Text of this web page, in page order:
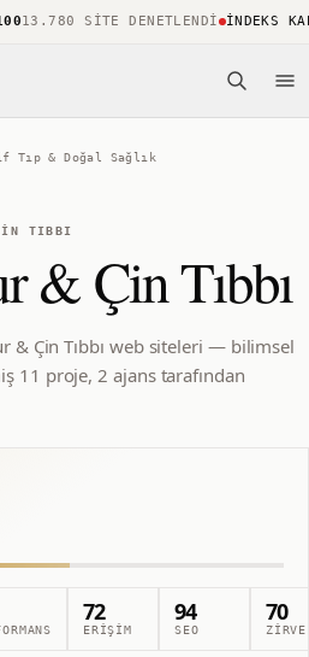
13.780 SITE DENETLENDI İNDEKS
Tıp & Doğal Sağlık
TIBBI
& Çin Tıbbı
& Çin Tıbbı web siteleri — bilimsel
11 proje, 2 ajans tarafından
72
ERIŞIM
94
SEO
70
ZIRVE